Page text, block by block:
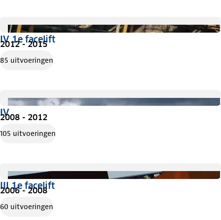
IV 1e facelift
2012 - 2015
85 uitvoeringen
IV
2008 - 2012
105 uitvoeringen
III 1e facelift
2006 - 2008
60 uitvoeringen